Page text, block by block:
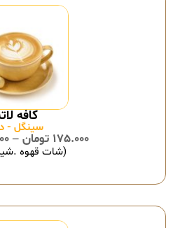
‎کافه لاته
سینگل -
175.000 تومان –
(شات قهوه